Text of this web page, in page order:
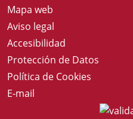
Mapa web
Aviso legal
Accesibilidad
Protección de Datos
Política de Cookies
E-mail